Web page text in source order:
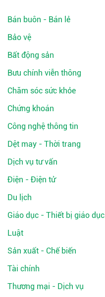
Bán buôn - Bán lẻ
Bảo vệ
Bất động sản
Bưu chính viễn thông
Chăm sóc sức khỏe
Chứng khoán
Công nghệ thông tin
Dệt may - Thời trang
Dịch vụ tư vấn
Điện - Điện tử
Du lịch
Giáo dục - Thiết bị giáo dục
Luật
Sản xuất - Chế biến
Tài chính
Thương mại - Dịch vụ